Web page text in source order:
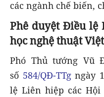
các ngành chế biến,
Phê duyệt Điều lệ
học nghệ thuật
Phó Thủ tướng Vũ
số 584/QĐ-TTgngày
lệ Liên hiệp các Hội